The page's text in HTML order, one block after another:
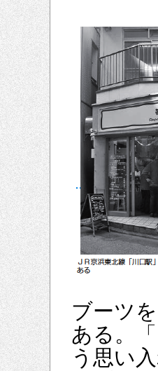
ブーツ
ある。
う思い